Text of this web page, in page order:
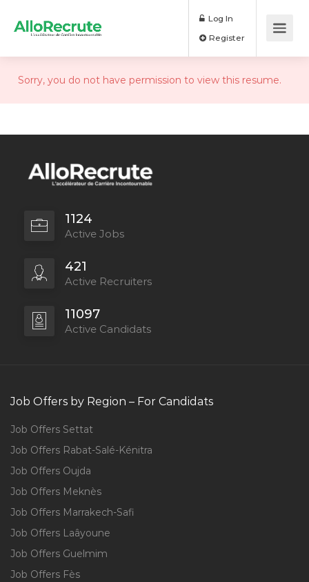
Log In
Sorry, you do not have permission to view this resume.
1124
Active Jobs
421
Active Recruiters
11097
Active Candidats
Job Offers by Region – For Candidats
Job Offers Settat
Job Offers Rabat-Salé-Kénitra
Job Offers Oujda
Job Offers Meknès
Job Offers Marrakech-Safi
Job Offers Laâyoune
Job Offers Guelmim
Job Offers Fès